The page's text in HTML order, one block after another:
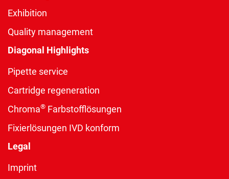
Exhibition
Quality management
Diagonal Highlights
Pipette service
Cartridge regeneration
Chroma® Farbstofflösungen
Fixierlösungen IVD konform
Legal
Imprint